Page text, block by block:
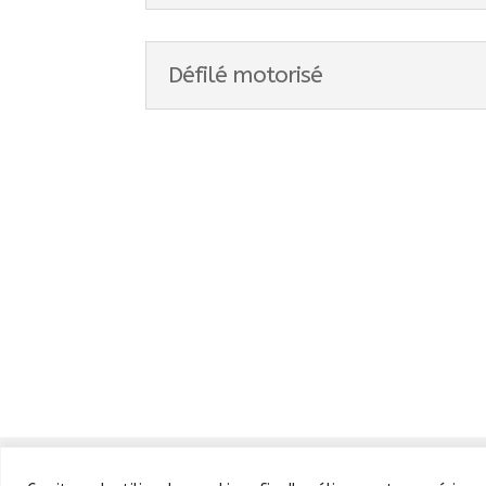
Défilé motorisé